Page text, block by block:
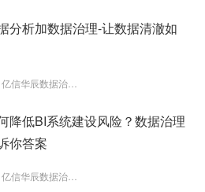
分析加数据治理-让数据清澈如
亿信华辰数据治理研究院
降低BI系统建设风险？数据治理
你答案
亿信华辰数据治理研究院